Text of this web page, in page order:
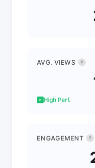
AVG. VIEWS ?
High Perf.
ENGAGEMENT ?